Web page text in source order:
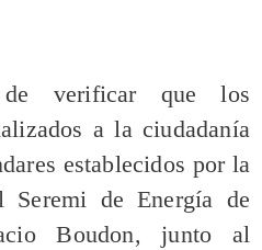
verificar que los
a la ciudadanía
establecidos por la
Seremi de Energía de
Boudon, junto al